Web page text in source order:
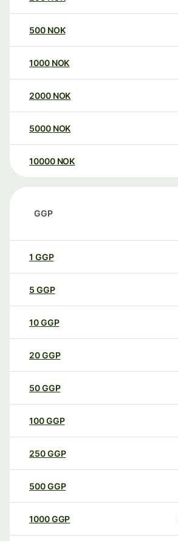
500 NOK
1000 NOK
2000 NOK
5000 NOK
10000 NOK
GGP
1 GGP
5 GGP
10GGP
20GGP
50GGP
100GGP
250GGP
500GGP
1000GGP